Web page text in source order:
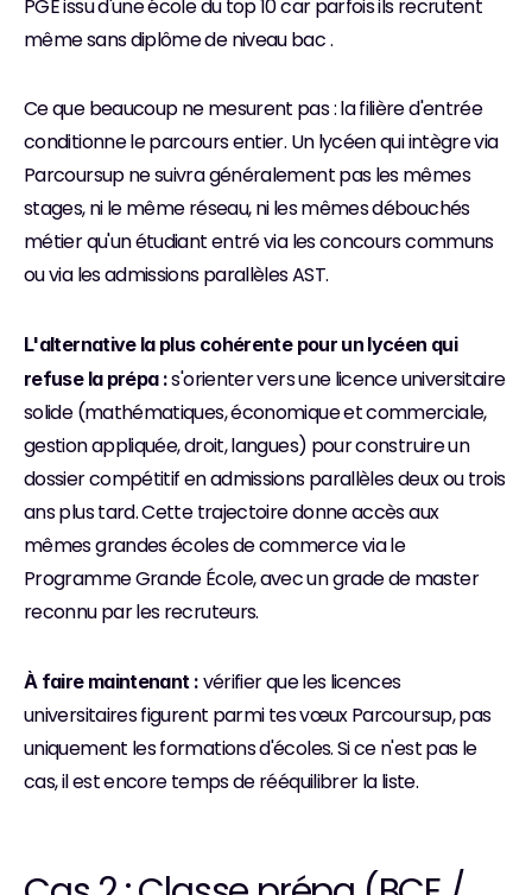
PGE issu d'une école du top 10 car parfois ils recrutent
même sans diplôme de niveau bac .
Ce que beaucoup ne mesurent pas : la filière d'entrée
conditionne le parcours entier. Un lycéen qui intègre via
Parcoursup ne suivra généralement pas les mêmes
stages, ni le même réseau, ni les mêmes débouchés
métier qu'un étudiant entré via les concours communs
ou via les admissions parallèles AST.
L'alternative la plus cohérente pour un lycéen qui
refuse la prépa : s'orienter vers une licence universitaire
solide (mathématiques, économique et commerciale,
gestion appliquée, droit, langues) pour construire un
dossier compétitif en admissions parallèles deux ou trois
ans plus tard. Cette trajectoire donne accès aux
mêmes grandes écoles de commerce via le
Programme Grande École, avec un grade de master
reconnu par les recruteurs.
À faire maintenant : vérifier que les licences
universitaires figurent parmi tes vœux Parcoursup, pas
uniquement les formations d'écoles. Si ce n'est pas le
cas, il est encore temps de rééquilibrer la liste.